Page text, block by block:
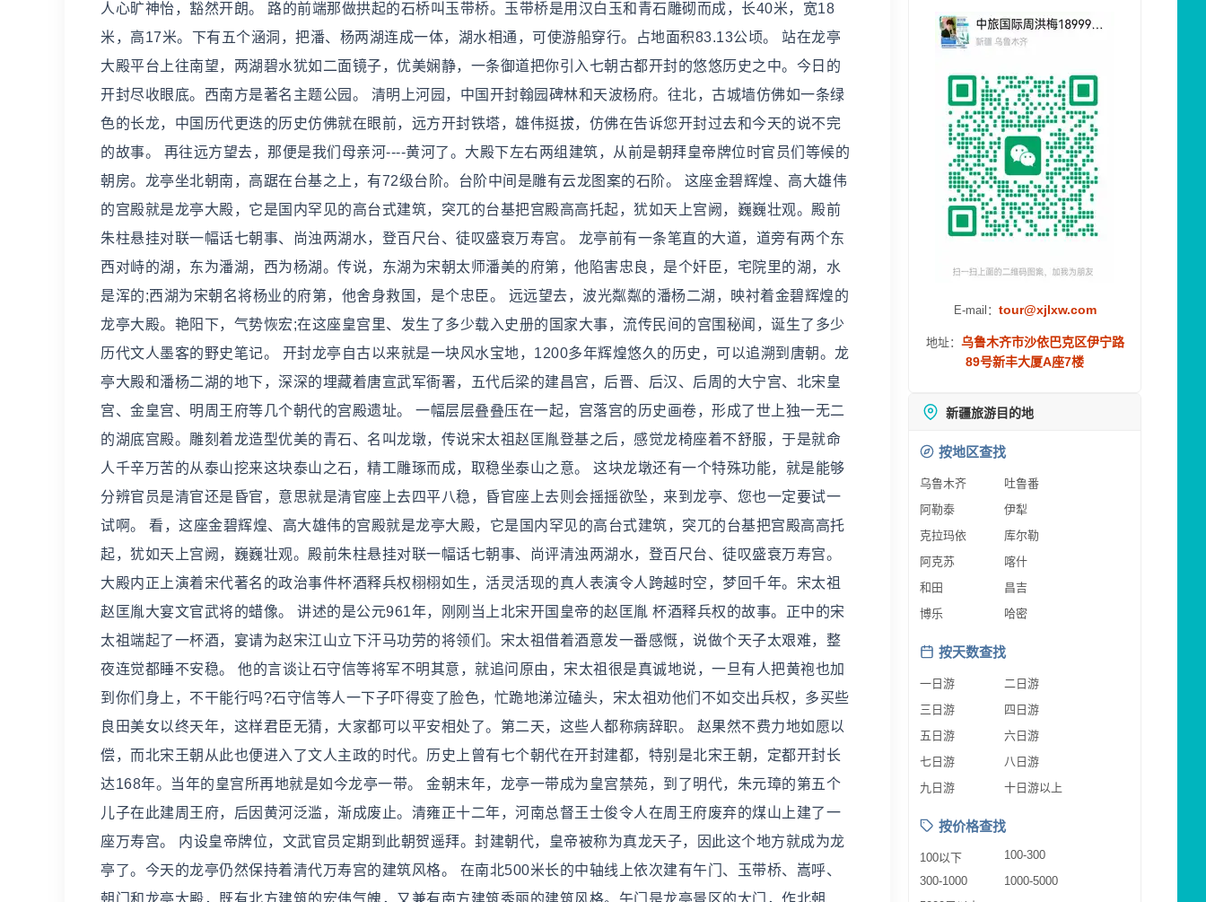
人心旷神怡，豁然开朗。 路的前端那做拱起的石桥叫玉带桥。玉带桥是用汉白玉和青石雕砌而成，长40米，宽18
米，高17米。下有五个涵洞，把潘、杨两湖连成一体，湖水相通，可使游船穿行。占地面积83.13公顷。 站在龙亭
大殿平台上往南望，两湖碧水犹如二面镜子，优美娴静，一条御道把你引入七朝古都开封的悠悠历史之中。今日的
开封尽收眼底。西南方是著名主题公园。 清明上河园，中国开封翰园碑林和天波杨府。往北，古城墙仿佛如一条绿
色的长龙，中国历代更迭的历史仿佛就在眼前，远方开封铁塔，雄伟挺拔，仿佛在告诉您开封过去和今天的说不完
的故事。 再往远方望去，那便是我们母亲河----黄河了。大殿下左右两组建筑，从前是朝拜皇帝牌位时官员们等候的
朝房。龙亭坐北朝南，高踞在台基之上，有72级台阶。台阶中间是雕有云龙图案的石阶。 这座金碧辉煌、高大雄伟
的宫殿就是龙亭大殿，它是国内罕见的高台式建筑，突兀的台基把宫殿高高托起，犹如天上宫阙，巍巍壮观。殿前
朱柱悬挂对联一幅话七朝事、尚浊两湖水，登百尺台、徒叹盛衰万寿宫。 龙亭前有一条笔直的大道，道旁有两个东
西对峙的湖，东为潘湖，西为杨湖。传说，东湖为宋朝太师潘美的府第，他陷害忠良，是个奸臣，宅院里的湖，水
是浑的;西湖为宋朝名将杨业的府第，他舍身救国，是个忠臣。 远远望去，波光粼粼的潘杨二湖，映衬着金碧辉煌的
龙亭大殿。艳阳下，气势恢宏;在这座皇宫里、发生了多少载入史册的国家大事，流传民间的宫围秘闻，诞生了多少
历代文人墨客的野史笔记。 开封龙亭自古以来就是一块风水宝地，1200多年辉煌悠久的历史，可以追溯到唐朝。龙
亭大殿和潘杨二湖的地下，深深的埋藏着唐宣武军衙署，五代后梁的建昌宫，后晋、后汉、后周的大宁宫、北宋皇
宫、金皇宫、明周王府等几个朝代的宫殿遗址。 一幅层层叠叠压在一起，宫落宫的历史画卷，形成了世上独一无二
的湖底宫殿。雕刻着龙造型优美的青石、名叫龙墩，传说宋太祖赵匡胤登基之后，感觉龙椅座着不舒服，于是就命
人千辛万苦的从泰山挖来这块泰山之石，精工雕琢而成，取稳坐泰山之意。 这块龙墩还有一个特殊功能，就是能够
分辨官员是清官还是昏官，意思就是清官座上去四平八稳，昏官座上去则会摇摇欲坠，来到龙亭、您也一定要试一
试啊。 看，这座金碧辉煌、高大雄伟的宫殿就是龙亭大殿，它是国内罕见的高台式建筑，突兀的台基把宫殿高高托
起，犹如天上宫阙，巍巍壮观。殿前朱柱悬挂对联一幅话七朝事、尚评清浊两湖水，登百尺台、徒叹盛衰万寿宫。
大殿内正上演着宋代著名的政治事件杯酒释兵权栩栩如生，活灵活现的真人表演令人跨越时空，梦回千年。宋太祖
赵匡胤大宴文官武将的蜡像。 讲述的是公元961年，刚刚当上北宋开国皇帝的赵匡胤 杯酒释兵权的故事。正中的宋
太祖端起了一杯酒，宴请为赵宋江山立下汗马功劳的将领们。宋太祖借着酒意发一番感慨，说做个天子太艰难，整
夜连觉都睡不安稳。 他的言谈让石守信等将军不明其意，就追问原由，宋太祖很是真诚地说，一旦有人把黄袍也加
到你们身上，不干能行吗?石守信等人一下子吓得变了脸色，忙跪地涕泣磕头，宋太祖劝他们不如交出兵权，多买些
良田美女以终天年，这样君臣无猜，大家都可以平安相处了。第二天，这些人都称病辞职。 赵果然不费力地如愿以
偿，而北宋王朝从此也便进入了文人主政的时代。历史上曾有七个朝代在开封建都，特别是北宋王朝，定都开封长
达168年。当年的皇宫所再地就是如今龙亭一带。 金朝末年，龙亭一带成为皇宫禁苑，到了明代，朱元璋的第五个
儿子在此建周王府，后因黄河泛滥，渐成废止。清雍正十二年，河南总督王士俊令人在周王府废弃的煤山上建了一
座万寿宫。 内设皇帝牌位，文武官员定期到此朝贺遥拜。封建朝代，皇帝被称为真龙天子，因此这个地方就成为龙
亭了。今天的龙亭仍然保持着清代万寿宫的建筑风格。 在南北500米长的中轴线上依次建有午门、玉带桥、嵩呼、
朝门和龙亭大殿，既有北方建筑的宏伟气魄，又兼有南方建筑秀丽的建筑风格。午门是龙亭景区的大门，作北朝
E-mail： tour@xjlxw.com
地址： 乌鲁木齐市沙依巴克区伊宁路
89号新丰大厦A座7楼
新疆旅游目的地
按地区查找
乌鲁木齐
吐鲁番
阿勒泰
伊犁
克拉玛依
库尔勒
阿克苏
喀什
和田
昌吉
博乐
哈密
按天数查找
一日游
二日游
三日游
四日游
五日游
六日游
七日游
八日游
九日游
十日游以上
按价格查找
100以下
100-300
300-1000
1000-5000